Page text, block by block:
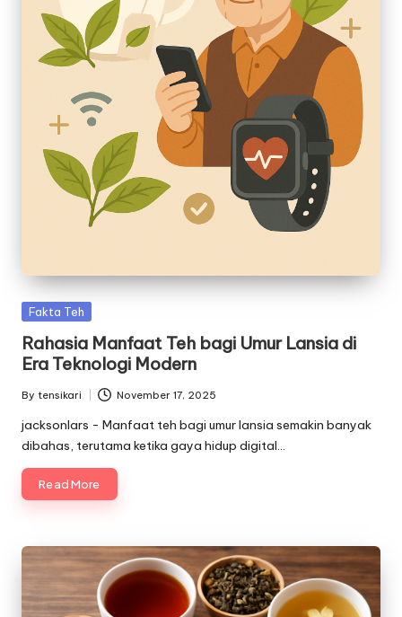
Posted
Fakta Teh
Rahasia Manfaat Teh bagi Umur Lansia di
Era Teknologi Modern
Posted
by
By tensikari November 17, 2025
jacksonlars - Manfaat teh bagi umur lansia semakin banyak
dibahas, terutama ketika gaya hidup digital…
Read More